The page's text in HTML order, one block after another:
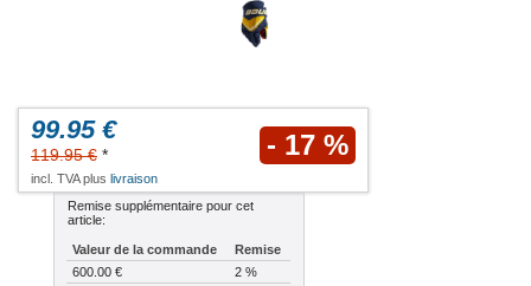
99.95 €
119.95 € * - 17 %
incl. TVA plus livraison
Remise supplémentaire pour cet
article:
Valeur de la commande
Remise
600.00 €
2 %